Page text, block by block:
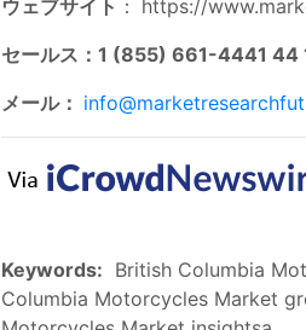
ウェブサイト ： https://
セールス：1 (855) 661-4441 44
メール：
Keywords: British Columbia
Columbia Motorcycles Market